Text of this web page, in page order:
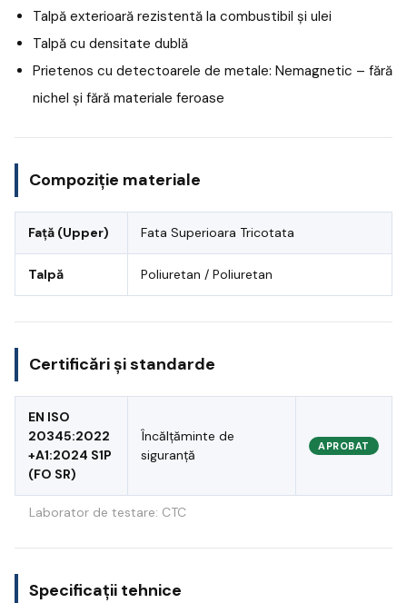
Talpă exterioară rezistentă la combustibil și ulei
Talpă cu densitate dublă
Prietenos cu detectoarele de metale: Nemagnetic – fără
nichel și fără materiale feroase
Compoziție materiale
Față (Upper) Fata Superioara Tricotata
Talpă Poliuretan / Poliuretan
Certificări și standarde
EN ISO
20345:2022
+A1:2024 S1P
(FO SR)
Încălțăminte de
siguranță
APROBAT
Laborator de testare: CTC
Specificații tehnice